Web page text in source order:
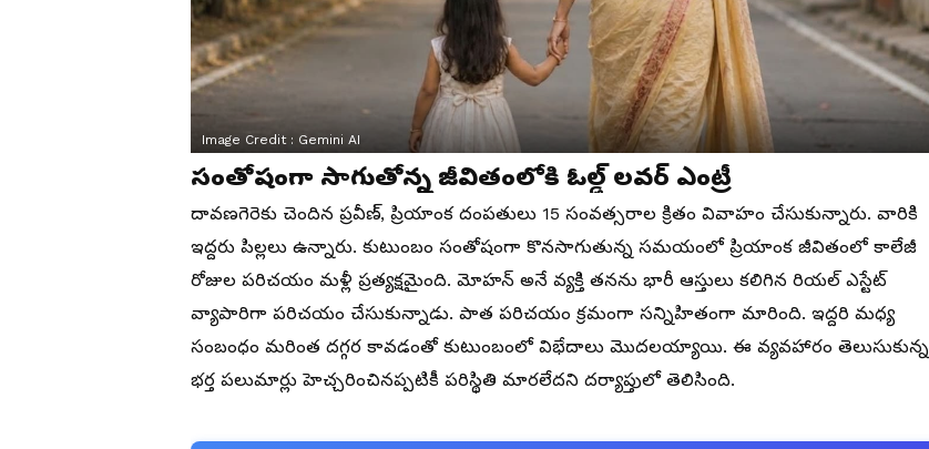
Image Credit : Gemini AI
సంతోషంగా సాగుతోన్న జీవితంలోకి ఓల్డ్ ల‌వ‌ర్ ఎంట్రీ
దావణగెరెకు చెందిన ప్రవీణ్, ప్రియాంక దంపతులు 15 సంవత్సరాల క్రితం వివాహం చేసుకున్నారు. వారికి
ఇద్దరు పిల్లలు ఉన్నారు. కుటుంబం సంతోషంగా కొనసాగుతున్న సమయంలో ప్రియాంక జీవితంలో కాలేజీ
రోజుల పరిచయం మళ్లీ ప్రత్యక్షమైంది. మోహన్ అనే వ్యక్తి తనను భారీ ఆస్తులు కలిగిన రియల్ ఎస్టేట్
వ్యాపారిగా పరిచయం చేసుకున్నాడు. పాత పరిచయం క్రమంగా సన్నిహితంగా మారింది. ఇద్దరి మధ్య
సంబంధం మరింత దగ్గర కావడంతో కుటుంబంలో విభేదాలు మొదలయ్యాయి. ఈ వ్యవహారం తెలుసుకున్న
భర్త పలుమార్లు హెచ్చరించినప్పటికీ పరిస్థితి మారలేదని దర్యాప్తులో తెలిసింది.